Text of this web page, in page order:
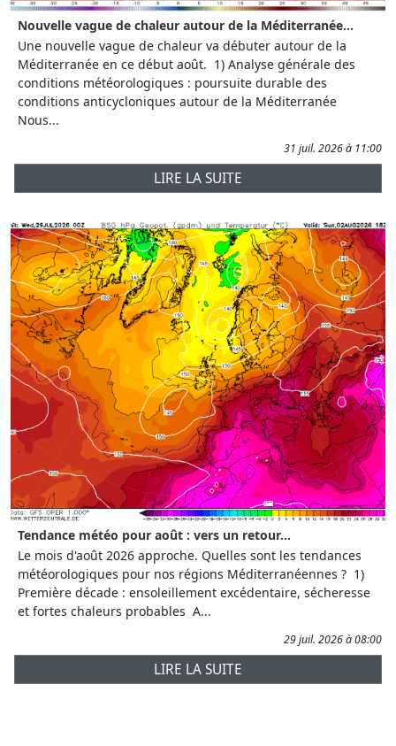
Nouvelle vague de chaleur autour de la Méditerranée...
Une nouvelle vague de chaleur va débuter autour de la
Méditerranée en ce début août. 1) Analyse générale des
conditions météorologiques : poursuite durable des
conditions anticycloniques autour de la Méditerranée
Nous...
31 juil. 2026 à 11:00
LIRE LA SUITE
Tendance météo pour août : vers un retour...
Le mois d'août 2026 approche. Quelles sont les tendances
météorologiques pour nos régions Méditerranéennes ? 1)
Première décade : ensoleillement excédentaire, sécheresse
et fortes chaleurs probables A...
29 juil. 2026 à 08:00
LIRE LA SUITE